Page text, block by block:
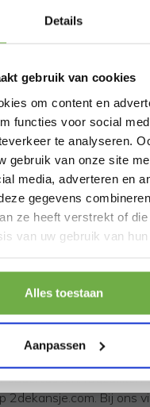
Details
gebruik van cookies
om content en
functies voor social
te analyseren.
gebruik van onze site
media, adverteren en
gegevens
ze heeft verstrekt of
van uw gebruik van hun
Alles toestaan
Aanpassen
van stijl,
rugzakken
2dekansje.com. Bij ons
in en ontvang
profiteer je
tot wel 70%.
wanneer je jarig
Pak € 5,- korting
. Je kunt je op elk moment weer